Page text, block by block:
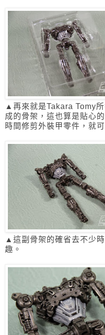
▲再來就是Takara Tomy
成的骨架， 這也算是貼心
時間修剪外裝甲零件， 就
▲這副骨架的確省去不少
趣。